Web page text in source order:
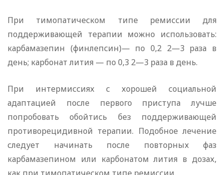
При тимопатическом типе ремиссии для
поддерживающей терапии можно использовать:
карбамазепин (финлепсин)— по 0,2 2—3 раза в
день; карбонат лития — по 0,3 2—3 раза в день.
При интермиссиях с хорошей социальной
адаптацией после первого приступа лучше
попробовать обойтись без поддерживающей
противорецидивной терапии. Подобное лечение
следует начинать после повторных фаз
карбамазепином или карбонатом лития в дозах,